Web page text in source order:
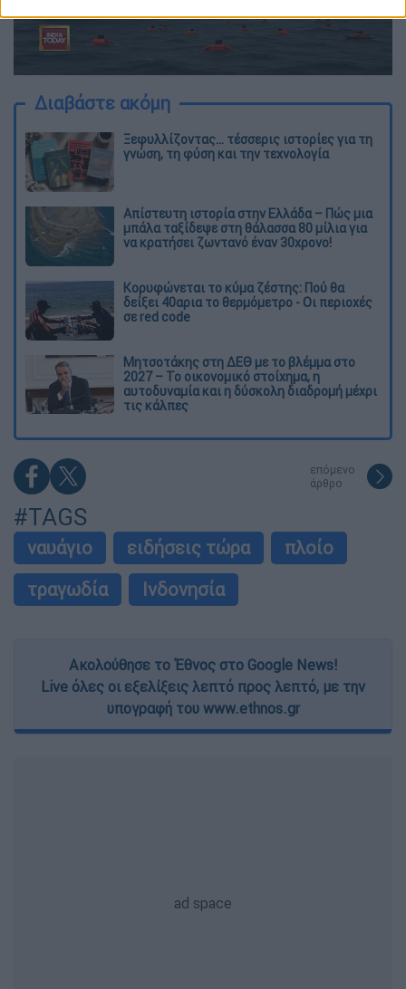
Διαβάστε ακόμη
Ξεφυλλίζοντας... τέσσερις ιστορίες για τη
γνώση, τη φύση και την τεχνολογία
Απίστευτη ιστορία στην Ελλάδα – Πώς μια
μπάλα ταξίδεψε στη θάλασσα 80 μίλια για
να κρατήσει ζωντανό έναν 30χρονο!
Κορυφώνεται το κύμα ζέστης: Πού θα
δείξει 40αρια το θερμόμετρο - Οι περιοχές
σε red code
Μητσοτάκης στη ΔΕΘ με το βλέμμα στο
2027 – Το οικονομικό στοίχημα, η
αυτοδυναμία και η δύσκολη διαδρομή μέχρι
τις κάλπες
επόμενο
άρθρο
#TAGS
ναυάγιο ειδήσεις τώρα
πλοίο
τραγωδία
Ινδονησία
Ακολούθησε το Έθνος στο Google News!
Live όλες οι εξελίξεις λεπτό προς λεπτό, με την
υπογραφή του www.ethnos.gr